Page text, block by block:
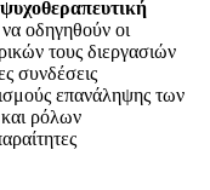
να οδηγηθούν οι
τους διεργασιών
συνδέσεις
επανάληψης των
ρόλων